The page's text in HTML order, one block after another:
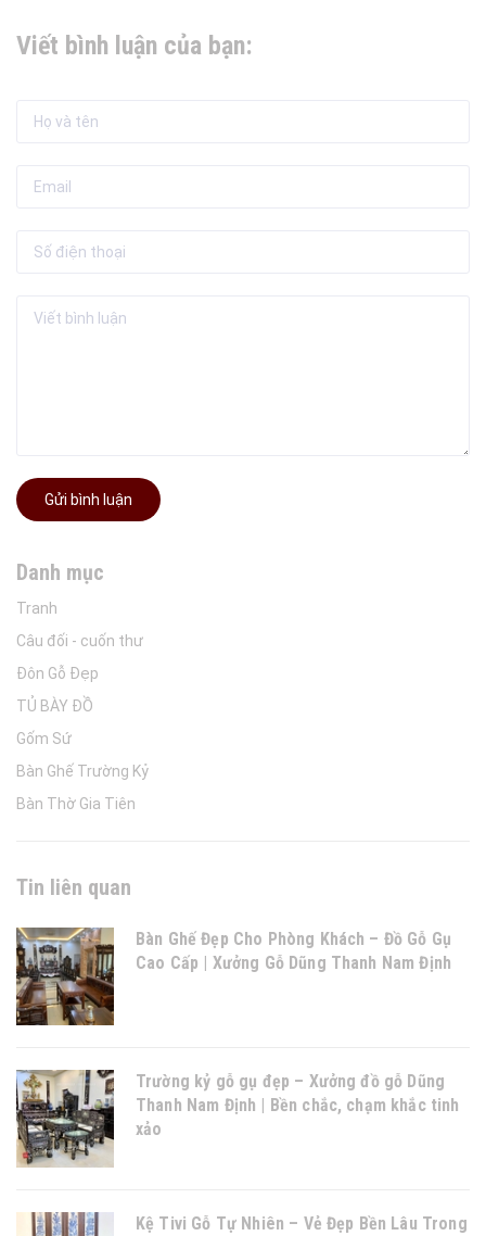
Viết bình luận của bạn:
Gửi bình luận
Danh mục
Tranh
Câu đối - cuốn thư
Đôn Gỗ Đẹp
TỦ BÀY ĐỒ
Gốm Sứ
Bàn Ghế Trường Kỷ
Bàn Thờ Gia Tiên
Tin liên quan
Bàn Ghế Đẹp Cho Phòng Khách – Đồ Gỗ Gụ
Cao Cấp | Xưởng Gỗ Dũng Thanh Nam Định
Trường kỷ gỗ gụ đẹp – Xưởng đồ gỗ Dũng
Thanh Nam Định | Bền chắc, chạm khắc tinh
xảo
Kệ Tivi Gỗ Tự Nhiên – Vẻ Đẹp Bền Lâu Trong